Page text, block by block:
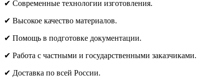
✔ Современные технологии изготовления.
✔ Высокое качество материалов.
✔ Помощь в подготовке документации.
✔ Работа с частными и государственными заказчиками.
✔ Доставка по всей России.